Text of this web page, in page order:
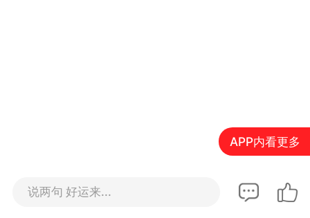
APP内看更多
说两句 好运来...